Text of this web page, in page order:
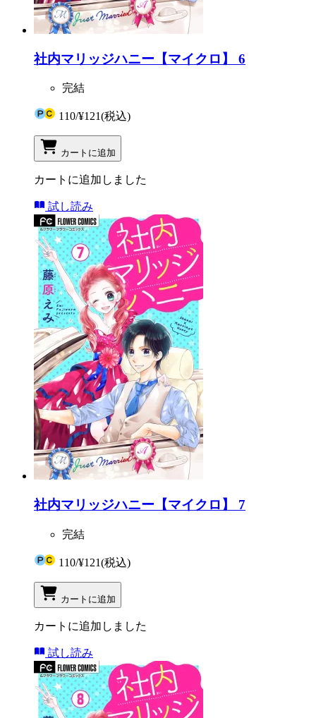
社内マリッジハニー【マイクロ】 6
完結
110/¥121(税込)
カートに追加
カートに追加しました
試し読み
社内マリッジハニー【マイクロ】 7
完結
110/¥121(税込)
カートに追加
カートに追加しました
試し読み